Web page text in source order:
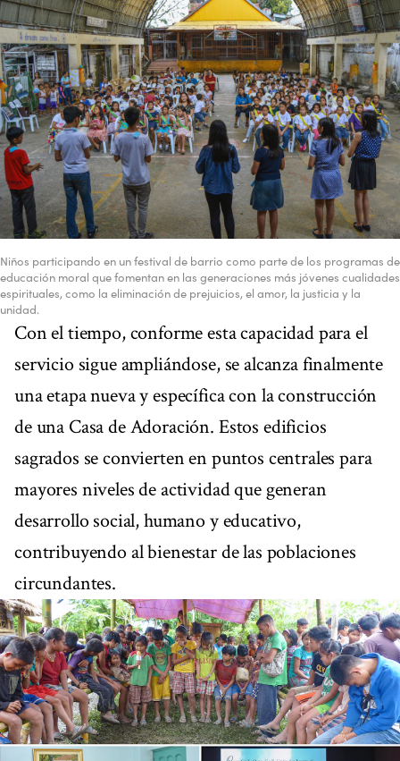
Niños participando en un festival de barrio como parte de los programas de
educación moral que fomentan en las generaciones más jóvenes cualidades
espirituales, como la eliminación de prejuicios, el amor, la justicia y la
unidad.
Con el tiempo, conforme esta capacidad para el
servicio sigue ampliándose, se alcanza finalmente
una etapa nueva y específica con la construcción
de una Casa de Adoración. Estos edificios
sagrados se convierten en puntos centrales para
mayores niveles de actividad que generan
desarrollo social, humano y educativo,
contribuyendo al bienestar de las poblaciones
circundantes.